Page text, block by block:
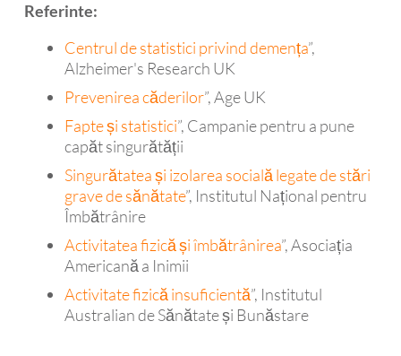
Referinte:
Centrul de statistici privind demența”,
Alzheimer's Research UK
Prevenirea căderilor”, Age UK
Fapte și statistici”, Campanie pentru a pune
capăt singurătății
Singurătatea și izolarea socială legate de stări
grave de sănătate”, Institutul Național pentru
Îmbătrânire
Activitatea fizică și îmbătrânirea”, Asociația
Americană a Inimii
Activitate fizică insuficientă”, Institutul
Australian de Sănătate și Bunăstare